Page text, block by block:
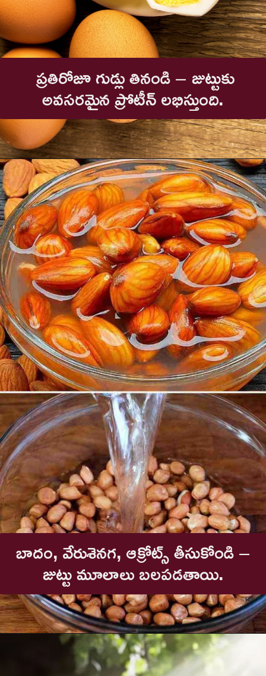
ప్రతిరోజూ గుడ్లు తినండి – జుట్టుకు
అవసరమైన ప్రోటీన్ లభిస్తుంది.
బాదం, వేరుశెనగ, ఆక్రోట్స్ తీసుకోండి –
జుట్టు మూలాలు బలపడతాయి.